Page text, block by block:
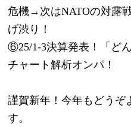
危機→次はNATOの対露
げ渋り！
⑥25/1-3決算発表！「ど
チャート解析オンパ！
謹賀新年！今年もどうぞ
す。